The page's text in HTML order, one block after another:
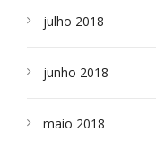
julho 2018
junho 2018
maio 2018